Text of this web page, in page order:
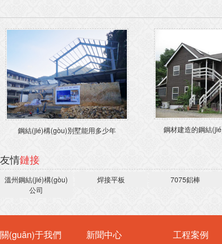
鋼結(jié)構(gòu)別墅能用多少年 鋼材建造的鋼結
友情鏈接
溫州鋼結(jié)構(gòu)
公司
焊接平板 7075鋁棒
關(guān)于我們 新聞中心 工程案例